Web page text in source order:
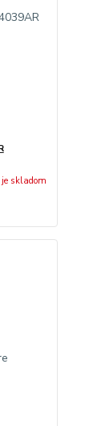
je skladom